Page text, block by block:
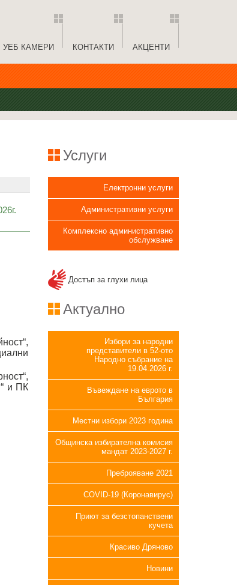
УЕБ КАМЕРИ КОНТАКТИ АКЦЕНТИ
и ПК
Услуги
Електронни услуги
Административни услуги
Комплексно административно
обслужване
Достъп за глухи лица
Актуално
Избори за народни
представители в 52-ото
Народно събрание на
19.04.2026 г.
Въвеждане на еврото в
България
Местни избори 2023 година
Общинска избирателна комисия
мандат 2023-2027 г.
Преброяване 2021
COVID-19 (Коронавирус)
Приют за безстопанствени
кучета
Красиво Дряново
Новини